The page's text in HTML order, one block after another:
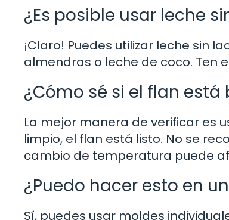
¿Es posible usar leche
¡Claro! Puedes utilizar leche sin
almendras o leche de coco. Ten
¿Cómo sé si el flan
La mejor manera de verificar es
limpio, el flan está listo. No se
cambio de temperatura puede
¿Puedo hacer esto en
Sí, puedes usar moldes